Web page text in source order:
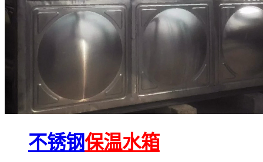
不锈钢保温水箱